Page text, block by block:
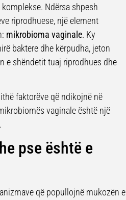
Ndërsa shpesh
riprodhuese, një element
mikrobioma vaginale. Ky
baktere dhe kërpudha, jeton
e shëndetit tuaj riprodhues dhe
faktorëve që ndikojnë në
vaginale është një
pse është e
që popullojnë mukozën e